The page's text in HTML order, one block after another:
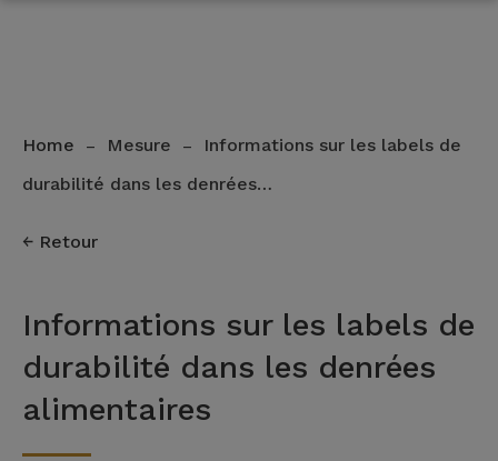
Home – Mesure –
Informations sur les labels de
durabilité dans les denrées…
Retour
Informations sur les labels de
durabilité dans les denrées
alimentaires